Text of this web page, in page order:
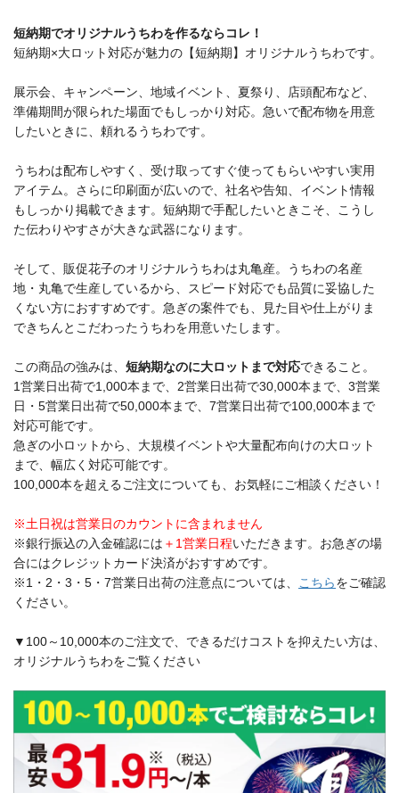
短納期でオリジナルうちわを作るならコレ！
短納期×大ロット対応が魅力の【短納期】オリジナルうちわです。
展示会、キャンペーン、地域イベント、夏祭り、店頭配布など、
準備期間が限られた場面でもしっかり対応。急いで配布物を用意
したいときに、頼れるうちわです。
うちわは配布しやすく、受け取ってすぐ使ってもらいやすい実用
アイテム。さらに印刷面が広いので、社名や告知、イベント情報
もしっかり掲載できます。短納期で手配したいときこそ、こうし
た伝わりやすさが大きな武器になります。
そして、販促花子のオリジナルうちわは丸亀産。うちわの名産
地・丸亀で生産しているから、スピード対応でも品質に妥協した
くない方におすすめです。急ぎの案件でも、見た目や仕上がりま
できちんとこだわったうちわを用意いたします。
この商品の強みは、 短納期なのに大ロットまで対応できること。
1営業日出荷で1,000本まで、2営業日出荷で30,000本まで、3営業
日・5営業日出荷で50,000本まで、7営業日出荷で100,000本まで
対応可能です。
急ぎの小ロットから、大規模イベントや大量配布向けの大ロット
まで、幅広く対応可能です。
100,000本を超えるご注文についても、お気軽にご相談ください！
※土日祝は営業日のカウントに含まれません
※銀行振込の入金確認には ＋1営業日程いただきます。お急ぎの場
合にはクレジットカード決済がおすすめです。
※1・2・3・5・7営業日出荷の注意点については、 こちらをご確認
ください。
▼100～10,000本のご注文で、できるだけコストを抑えたい方は、
オリジナルうちわをご覧ください